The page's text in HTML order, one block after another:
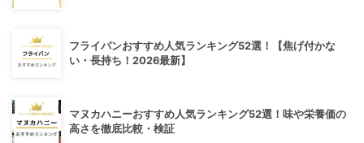
フライパンおすすめ人気ランキング52選！【焦げ付かな
い・長持ち！2026最新】
マヌカハニーおすすめ人気ランキング52選！味や栄養価の
高さを徹底比較・検証